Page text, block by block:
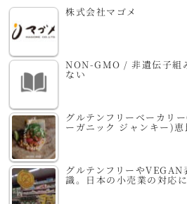
株式会社マゴメ
NON-GMO / 非遺伝子組
ない
グルテンフリーベーカリ
ーガニック ジャンキー)恵
グルテンフリーや
識。日本の小売業の対応